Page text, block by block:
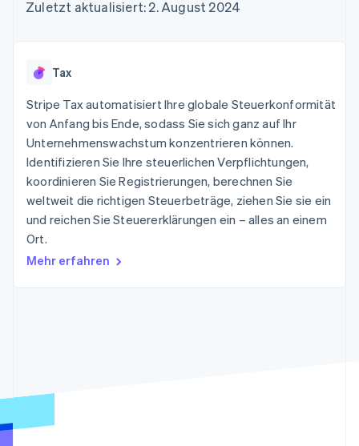
Authorization
Optimierung der
Autorisierungsraten
Link
Beschleunigter
Bezahlvorgang
Financial
Connections
Finanzdaten
Data Pipeline
Datensynchronisierung
Climate
Geldmanagement
SaaS
Nach Branche
KI-Unternehmen
Gaming
Bewirtung, Reisen und
Freizeit
Versicherungen
Medien und
Organisationen
Marktplatz auf
Abonnementverwaltung
Abrechnung um
Stablecoin-gestützte
Karten ausgeben: So
geht´s
Bereitstellung und
Verwaltung von
Diensten mit Agenten
Kontakt
kontaktieren
Partner werden
Zuletzt aktualisiert: 2. August 2024
Tax
Stripe Tax automatisiert Ihre globale Steuerkonformität
von Anfang bis Ende, sodass Sie sich ganz auf Ihr
Unternehmenswachstum konzentrieren können.
Identifizieren Sie Ihre steuerlichen Verpflichtungen,
koordinieren Sie Registrierungen, berechnen Sie
weltweit die richtigen Steuerbeträge, ziehen Sie sie ein
und reichen Sie Steuererklärungen ein – alles an einem
Ort.
Mehr erfahren